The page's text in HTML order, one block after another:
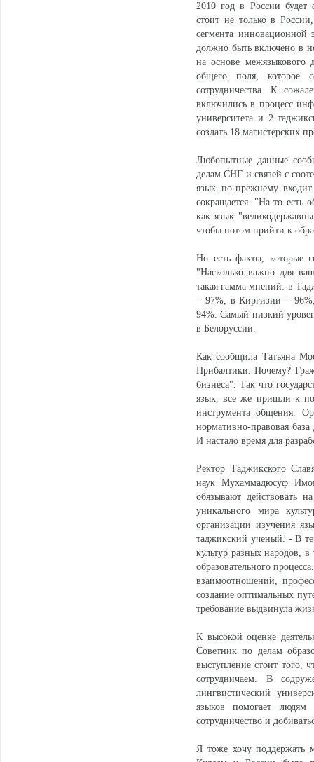
2010 год в России будет
стоит не только в
сегмента
должно быть включено в
на основе межязыкового
общего поля, которое
сотрудничества. К
включились в процесс
университета и 2
создать 18 магистерских
Любопытные данные
делам СНГ и связей с
язык по-прежнему
сокращается. "На то есть
как язык
чтобы потом прийти к
Но есть факты, которые
"Насколько важно для
такая гамма мнений: в
– 97%, в Киргизии –
94%. Самый низкий
в Белоруссии.
Как сообщила Татьяна
Прибалтики. Почему?
бизнеса". Так что
язык, все же пришли к
инструмента общения.
нормативно-правовая
И настало время для
Ректор Таджикского
наук Мухаммадюсуф
обязывают действовать
уникального мира
организации изучения
таджикский ученый. - В
культур разных народов,
образовательного
взаимоотношений,
создание оптимальных
требование выдвинула
К высокой оценке
Советник по делам
выступление стоит того,
сотрудничаем. В
лингвистический
языков помогает людям
сотрудничество и
Я тоже хочу поддержать